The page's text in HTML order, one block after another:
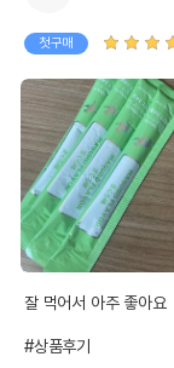
첫구매
잘 먹어서 아주 좋아요
#상품후기